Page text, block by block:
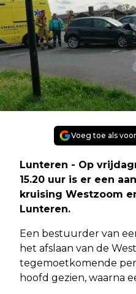
Voeg toe als
Lunteren - Op
15.20 uur is er een
kruising Westzoom
Lunteren.
Een bestuurder van
het afslaan van de
tegemoetkomende
hoofd gezien, waarna